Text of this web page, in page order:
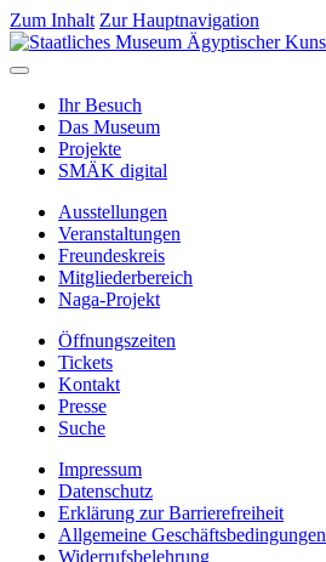
Zum Inhalt Zur Hauptnavigation
Ihr Besuch
Das Museum
Projekte
SMÄK digital
Ausstellungen
Veranstaltungen
Freundeskreis
Mitgliederbereich
Naga-Projekt
Öffnungszeiten
Tickets
Kontakt
Presse
Suche
Impressum
Datenschutz
Erklärung zur Barrierefreiheit
Allgemeine Geschäftsbedingungen
Widerrufsbelehrung